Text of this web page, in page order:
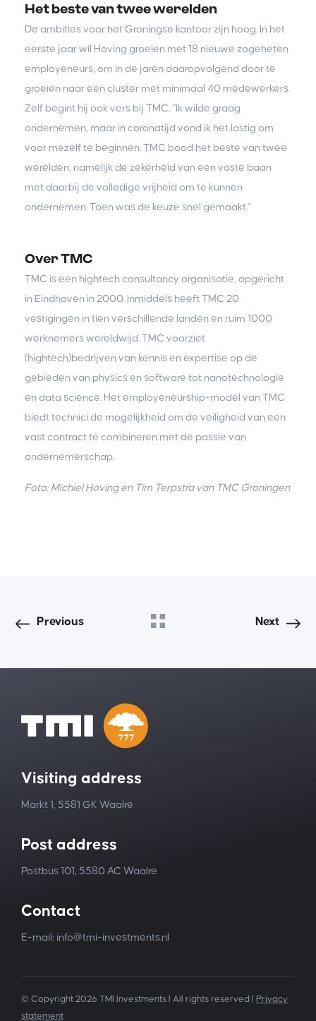
Het beste van twee werelden
De ambities voor het Groningse kantoor zijn hoog. In het
eerste jaar wil Hoving groeien met 18 nieuwe zogeheten
employeneurs, om in de jaren daaropvolgend door te
groeien naar een cluster met minimaal 40 medewerkers.
Zelf begint hij ook vers bij TMC. “Ik wilde graag
ondernemen, maar in coronatijd vond ik het lastig om
voor mezelf te beginnen. TMC bood het beste van twee
werelden, namelijk de zekerheid van een vaste baan
met daarbij de volledige vrijheid om te kunnen
ondernemen. Toen was de keuze snel gemaakt.”
Over TMC
TMC is een hightech consultancy organisatie, opgericht
in Eindhoven in 2000. Inmiddels heeft TMC 20
vestigingen in tien verschillende landen en ruim 1000
werknemers wereldwijd. TMC voorziet
(hightech)bedrijven van kennis en expertise op de
gebieden van physics en software tot nanotechnologie
en data science. Het employeneurship-model van TMC
biedt technici de mogelijkheid om de veiligheid van een
vast contract te combineren met de passie van
ondernemerschap.
Foto: Michiel Hoving en Tim Terpstra van TMC Groningen
Previous Next
Visiting address
Markt 1, 5581 GK Waalre
Post address
Postbus 101, 5580 AC Waalre
Contact
E-mail: info@tmi-investments.nl
© Copyright 2026 TMI Investments | All rights reserved | Privacy
statement